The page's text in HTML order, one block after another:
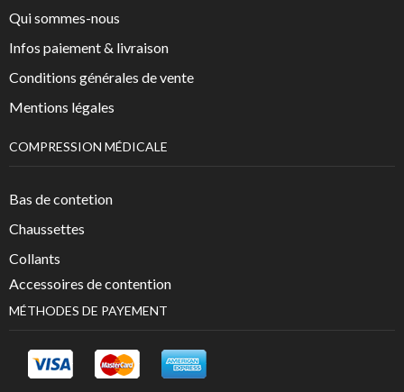
Qui sommes-nous
Infos paiement & livraison
Conditions générales de vente
Mentions légales
COMPRESSION MÉDICALE
Bas de contetion
Chaussettes
Collants
Accessoires de contention
MÉTHODES DE PAYEMENT